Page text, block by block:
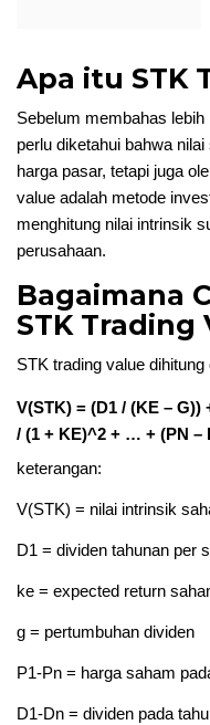
Apa itu STK
Sebelum membahas
perlu diketahui bahwa
harga pasar, tetapi juga
value adalah metode
menghitung nilai intrinsik
perusahaan.
Bagaimana
STK Trading
STK trading value
V(STK) = (D1 / (KE – G))
/ (1 + KE)^2 + … + (PN –
keterangan:
V(STK) = nilai intrinsik
D1 = dividen tahunan per
ke = expected return
g = pertumbuhan dividen
P1-Pn = harga saham
D1-Dn = dividen pada